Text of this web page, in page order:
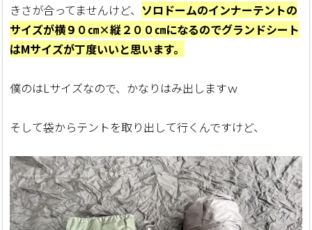
きさが合ってませんけど、 ソロドームのインナーテントの
サイズが横９０㎝×縦２００㎝になるのでグランドシート
はMサイズが丁度いいと思います。
僕のはLサイズなので、かなりはみ出しますｗ
そして袋からテントを取り出して行くんですけど、